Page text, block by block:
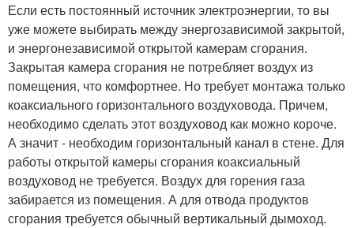
Если есть постоянный источник электроэнергии, то вы
уже можете выбирать между энергозависимой закрытой,
и энергонезависимой открытой камерам сгорания.
Закрытая камера сгорания не потребляет воздух из
помещения, что комфортнее. Но требует монтажа только
коаксиального горизонтального воздуховода. Причем,
необходимо сделать этот воздуховод как можно короче.
А значит - необходим горизонтальный канал в стене. Для
работы открытой камеры сгорания коаксиальный
воздуховод не требуется. Воздух для горения газа
забирается из помещения. А для отвода продуктов
сгорания требуется обычный вертикальный дымоход.